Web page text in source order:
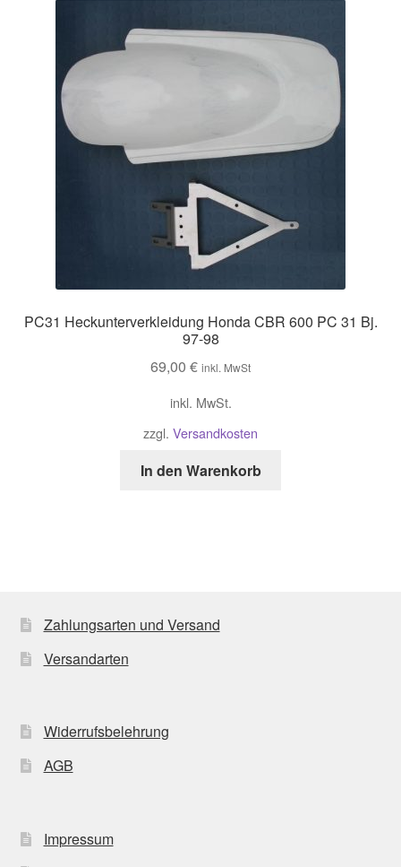
PC31 Heckunterverkleidung Honda CBR 600 PC 31 Bj.
97-98
69,00 € inkl. MwSt
inkl. MwSt.
zzgl. Versandkosten
In den Warenkorb
Zahlungsarten und Versand
Versandarten
Widerrufsbelehrung
AGB
Impressum